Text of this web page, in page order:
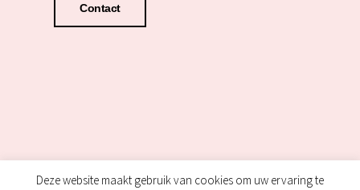
Contact
Deze website maakt gebruik van cookies om uw ervaring te